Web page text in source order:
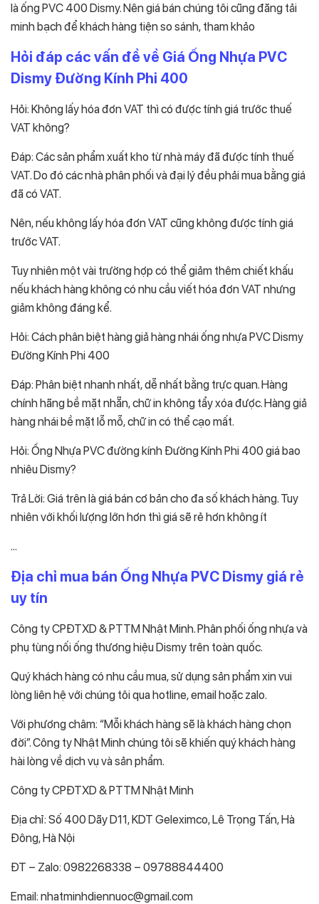
là ống PVC 400 Dismy. Nên giá bán chúng tôi cũng đăng tải
minh bạch để khách hàng tiện so sánh, tham khảo
Hỏi đáp các vấn đề về Giá Ống Nhựa PVC
Dismy Đường Kính Phi 400
Hỏi: Không lấy hóa đơn VAT thì có được tính giá trước thuế
VAT không?
Đáp: Các sản phẩm xuất kho từ nhà máy đã được tính thuế
VAT. Do đó các nhà phân phối và đại lý đều phải mua bằng giá
đã có VAT.
Nên, nếu không lấy hóa đơn VAT cũng không được tính giá
trước VAT.
Tuy nhiên một vài trường hợp có thể giảm thêm chiết khấu
nếu khách hàng không có nhu cầu viết hóa đơn VAT nhưng
giảm không đáng kể.
Hỏi: Cách phân biệt hàng giả hàng nhái ống nhựa PVC Dismy
Đường Kính Phi 400
Đáp: Phân biệt nhanh nhất, dễ nhất bằng trực quan. Hàng
chính hãng bề mặt nhẵn, chữ in không tẩy xóa được. Hàng giả
hàng nhái bề mặt lỗ mỗ, chữ in có thể cạo mất.
Hỏi: Ống Nhựa PVC đường kính Đường Kính Phi 400 giá bao
nhiêu Dismy?
Trả Lời: Giá trên là giá bán cơ bản cho đa số khách hàng. Tuy
nhiên với khối lượng lớn hơn thì giá sẽ rẻ hơn không ít
…
Địa chỉ mua bán Ống Nhựa PVC Dismy giá rẻ
uy tín
Công ty CPĐTXD & PTTM Nhật Minh. Phân phối ống nhựa và
phụ tùng nối ống thương hiệu Dismy trên toàn quốc.
Quý khách hàng có nhu cầu mua, sử dụng sản phẩm xin vui
lòng liên hệ với chúng tôi qua hotline, email hoặc zalo.
Với phương châm: “Mỗi khách hàng sẽ là khách hàng chọn
đời”. Công ty Nhật Minh chúng tôi sẽ khiến quý khách hàng
hài lòng về dịch vụ và sản phẩm.
Công ty CPĐTXD & PTTM Nhật Minh
Địa chỉ: Số 400 Dãy D11, KDT Geleximco, Lê Trọng Tấn, Hà
Đông, Hà Nội
ĐT – Zalo: 0982268338 – 09788844400
Email: nhatminhdiennuoc@gmail.com